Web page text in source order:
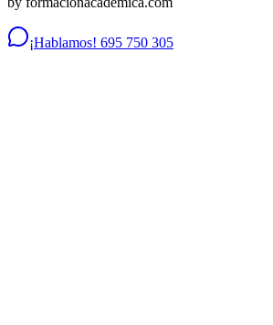
¡Hablamos! 695 750 305